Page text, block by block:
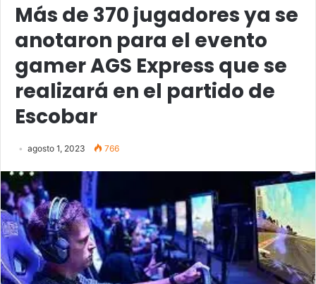
Más de 370 jugadores ya se
anotaron para el evento
gamer AGS Express que se
realizará en el partido de
Escobar
agosto 1, 2023 766